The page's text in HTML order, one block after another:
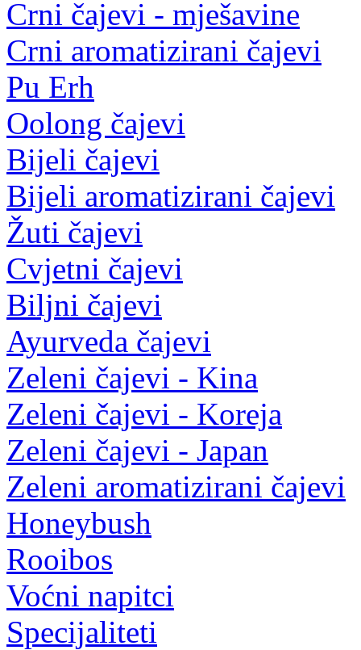
Crni čajevi - mješavine
Crni aromatizirani čajevi
Pu Erh
Oolong čajevi
Bijeli čajevi
Bijeli aromatizirani čajevi
Žuti čajevi
Cvjetni čajevi
Biljni čajevi
Ayurveda čajevi
Zeleni čajevi - Kina
Zeleni čajevi - Koreja
Zeleni čajevi - Japan
Zeleni aromatizirani čajevi
Honeybush
Rooibos
Voćni napitci
Specijaliteti